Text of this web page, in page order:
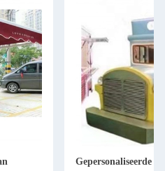
Gepersonaliseerde conditie